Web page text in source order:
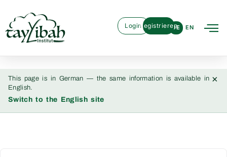
DE EN
LoginRegistrieren
This page is in German — the same information is available in
English.
Switch to the English site
×